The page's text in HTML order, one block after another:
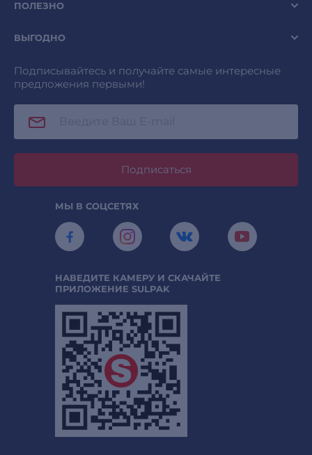
ПОЛЕЗНО
ВЫГОДНО
Подписывайтесь и получайте самые интересные
предложения первыми!
Подписаться
МЫ В СОЦСЕТЯХ
НАВЕДИТЕ КАМЕРУ И СКАЧАЙТЕ
ПРИЛОЖЕНИЕ SULPAK